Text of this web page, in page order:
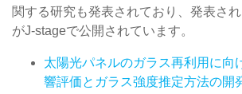
関する研究も発表されており、発表さ
がJ-stageで公開されています。
太陽光パネルのガラス再利用に向
響評価とガラス強度推定方法の開